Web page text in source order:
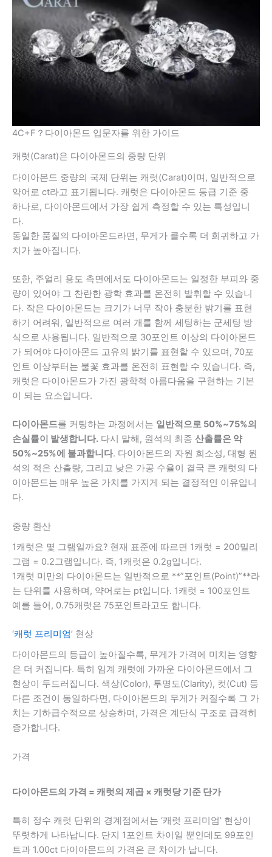
4C+F？다이아몬드 입문자를 위한 가이드
캐럿(Carat)은 다이아몬드의 중량 단위
다이아몬드 중량의 국제 단위는 캐럿(Carat)이며, 일반적으로
약어로 ct라고 표기됩니다. 캐럿은 다이아몬드 등급 기준 중
하나로, 다이아몬드에서 가장 쉽게 측정할 수 있는 특성입니
다.
동일한 품질의 다이아몬드라면, 무게가 클수록 더 희귀하고 가
치가 높아집니다.
또한, 주얼리 용도 측면에서도 다이아몬드는 일정한 부피와 중
량이 있어야 그 찬란한 광학 효과를 온전히 발휘할 수 있습니
다. 작은 다이아몬드는 크기가 너무 작아 충분한 밝기를 표현
하기 어려워, 일반적으로 여러 개를 함께 세팅하는 군세팅 방
식으로 사용됩니다. 일반적으로 30포인트 이상의 다이아몬드
가 되어야 다이아몬드 고유의 밝기를 표현할 수 있으며, 70포
인트 이상부터는 불꽃 효과를 온전히 표현할 수 있습니다. 즉,
캐럿은 다이아몬드가 가진 광학적 아름다움을 구현하는 기본
이 되는 요소입니다.
다이아몬드를 커팅하는 과정에서는 일반적으로 50%~75%의
손실률이 발생합니다. 다시 말해, 원석의 최종 산출률은 약
50%~25%에 불과합니다. 다이아몬드의 자원 희소성, 대형 원
석의 적은 산출량, 그리고 낮은 가공 수율이 결국 큰 캐럿의 다
이아몬드는 매우 높은 가치를 가지게 되는 결정적인 이유입니
다.
중량 환산
1캐럿은 몇 그램일까요? 현재 표준에 따르면 1캐럿 = 200밀리
그램 = 0.2그램입니다. 즉, 1캐럿은 0.2g입니다.
1캐럿 미만의 다이아몬드는 일반적으로 **”포인트(Point)”**라
는 단위를 사용하며, 약어로는 pt입니다. 1캐럿 = 100포인트
예를 들어, 0.75캐럿은 75포인트라고도 합니다.
‘캐럿 프리미엄’ 현상
다이아몬드의 등급이 높아질수록, 무게가 가격에 미치는 영향
은 더 커집니다. 특히 임계 캐럿에 가까운 다이아몬드에서 그
현상이 두드러집니다. 색상(Color), 투명도(Clarity), 컷(Cut) 등
다른 조건이 동일하다면, 다이아몬드의 무게가 커질수록 그 가
치는 기하급수적으로 상승하며, 가격은 계단식 구조로 급격히
증가합니다.
가격
다이아몬드의 가격 = 캐럿의 제곱 × 캐럿당 기준 단가
특히 정수 캐럿 단위의 경계점에서는 ‘캐럿 프리미엄’ 현상이
뚜렷하게 나타납니다. 단지 1포인트 차이일 뿐인데도 99포인
트과 1.00ct 다이아몬드의 가격은 큰 차이가 납니다.